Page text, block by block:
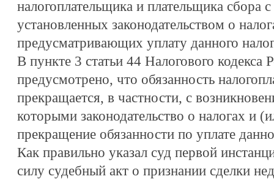
налогоплательщика и плательщика сбора
установленных законодательством о
предусматривающих уплату данного
В пункте 3 статьи 44 Налогового кодекса
предусмотрено, что обязанность
прекращается, в частности, с
которыми законодательство о налогах и
прекращение обязанности по уплате
Как правильно указал суд первой
силу судебный акт о признании сделки